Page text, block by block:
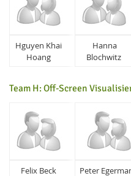
Hguyen Khai
Hoang
Hanna
Blochwitz
Team H: Off-Screen
Felix Beck Peter